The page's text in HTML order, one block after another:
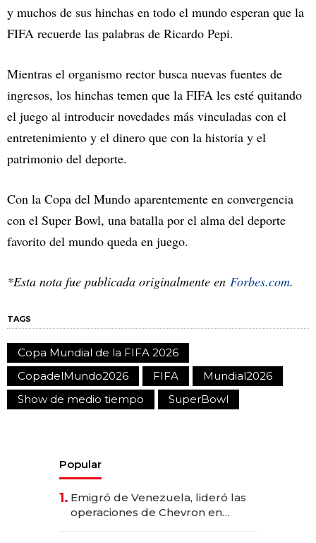
y muchos de sus hinchas en todo el mundo esperan que la
FIFA recuerde las palabras de Ricardo Pepi.
Mientras el organismo rector busca nuevas fuentes de
ingresos, los hinchas temen que la FIFA les esté quitando
el juego al introducir novedades más vinculadas con el
entretenimiento y el dinero que con la historia y el
patrimonio del deporte.
Con la Copa del Mundo aparentemente en convergencia
con el Super Bowl, una batalla por el alma del deporte
favorito del mundo queda en juego.
*Esta nota fue publicada originalmente en Forbes.com.
TAGS
Copa Mundial de la FIFA 2026
CopadelMundo2026
FIFA
Mundial2026
Show de medio tiempo
SuperBowl
Popular
1. Emigró de Venezuela, lideró las
operaciones de Chevron en